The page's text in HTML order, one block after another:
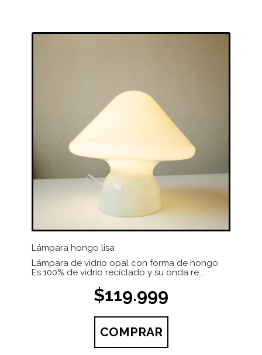
Lámpara hongo lisa
Lámpara de vidrio opal con forma de hongo.
Es 100% de vidrio reciclado y su onda re...
$119.999
COMPRAR